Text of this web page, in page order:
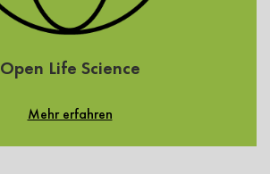
Open Life Science
Mehr erfahren